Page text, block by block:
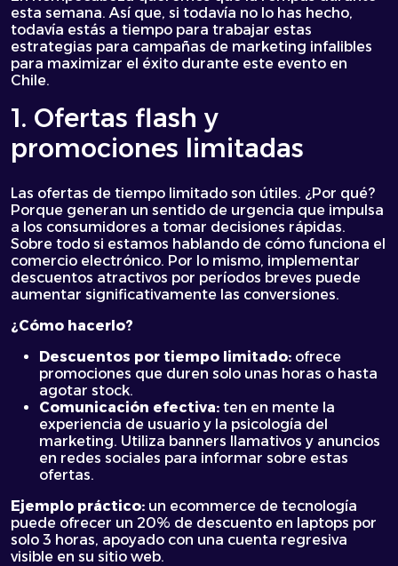
esta semana. Así que, si todavía no lo has hecho,
todavía estás a tiempo para trabajar estas
estrategias para campañas de marketing infalibles
para maximizar el éxito durante este evento en
Chile.
1. Ofertas flash y
promociones limitadas
Las ofertas de tiempo limitado son útiles. ¿Por qué?
Porque generan un sentido de urgencia que impulsa
a los consumidores a tomar decisiones rápidas.
Sobre todo si estamos hablando de cómo funciona el
comercio electrónico. Por lo mismo, implementar
descuentos atractivos por períodos breves puede
aumentar significativamente las conversiones.
¿Cómo hacerlo?
Descuentos por tiempo limitado: ofrece
promociones que duren solo unas horas o hasta
agotar stock.
Comunicación efectiva: ten en mente la
experiencia de usuario y la psicología del
marketing. Utiliza banners llamativos y anuncios
en redes sociales para informar sobre estas
ofertas.
Ejemplo práctico: un ecommerce de tecnología
puede ofrecer un 20% de descuento en laptops por
solo 3 horas, apoyado con una cuenta regresiva
visible en su sitio web.